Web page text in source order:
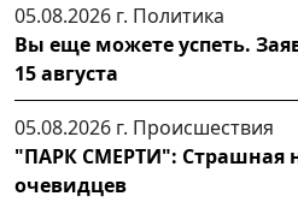
05.08.2026 г. Политика
Вы еще можете успеть.
15 августа
05.08.2026 г. Происшествия
"ПАРК СМЕРТИ": Страшная
очевидцев